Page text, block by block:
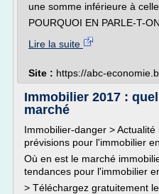
une somme inférieure à
POURQUOI EN PARLE-T-
Lire la suite
Site : https://abc-
Immobilier 2017 :
marché
Immobilier-danger >
prévisions pour l'immobilier
Où en est le marché
tendances pour l'immobilier
> Téléchargez gratuitement